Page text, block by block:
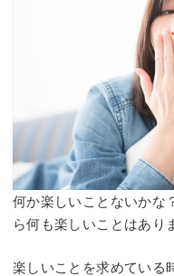
何か楽しいことないかな
ら何も楽しいことはあり
楽しいことを求めている